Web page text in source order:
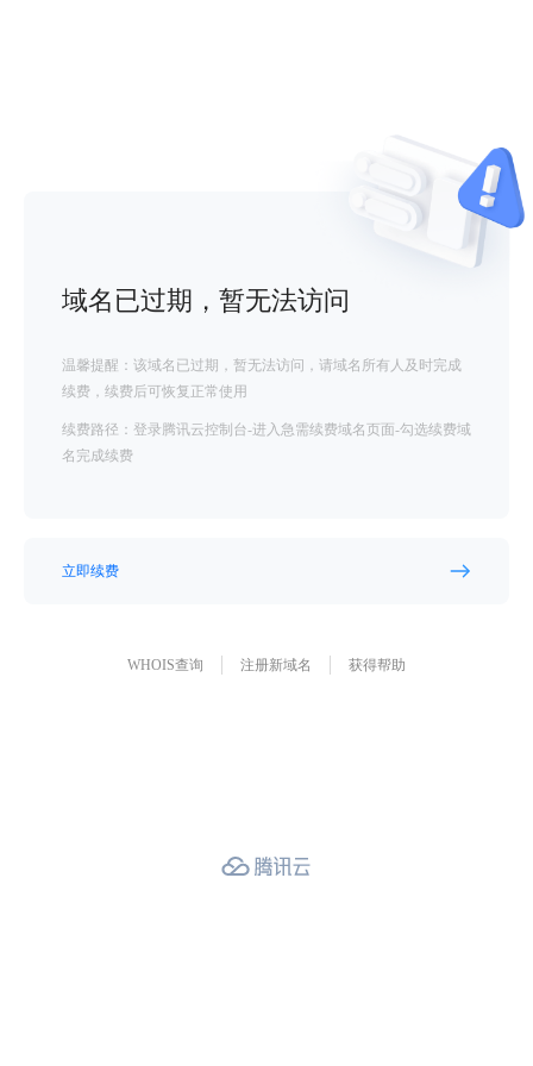
域名已过期，暂无法访问
温馨提醒：该域名已过期，暂无法访问，请域名所有人及时完成
续费，续费后可恢复正常使用
续费路径：登录腾讯云控制台-进入急需续费域名页面-勾选续费域
名完成续费
立即续费
WHOIS查询 注册新域名 获得帮助